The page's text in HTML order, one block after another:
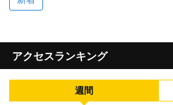
アクセスランキング
週間